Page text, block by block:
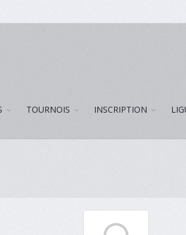
TOURNOIS INSCRIPTION